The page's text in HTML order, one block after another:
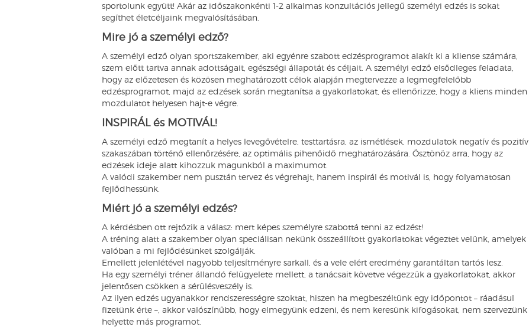
sportolunk együtt! Akár az időszakonkénti 1-2 alkalmas konzultációs jellegű személyi edzés is sokat
segíthet életcéljaink megvalósításában.
Mire jó a személyi edző?
A személyi edző olyan sportszakember, aki egyénre szabott edzésprogramot alakít ki a kliense számára,
szem előtt tartva annak adottságait, egészségi állapotát és céljait. A személyi edző elsődleges feladata,
hogy az előzetesen és közösen meghatározott célok alapján megtervezze a legmegfelelőbb
edzésprogramot, majd az edzések során megtanítsa a gyakorlatokat, és ellenőrizze, hogy a kliens minden
mozdulatot helyesen hajt-e végre.
INSPIRÁL és MOTIVÁL!
A személyi edző megtanít a helyes levegővételre, testtartásra, az ismétlések, mozdulatok negatív és pozitív
szakaszában történő ellenőrzésére, az optimális pihenőidő meghatározására. Ösztönöz arra, hogy az
edzések ideje alatt kihozzuk magunkból a maximumot.
A valódi szakember nem pusztán tervez és végrehajt, hanem inspirál és motivál is, hogy folyamatosan
fejlődhessünk.
Miért jó a személyi edzés?
A kérdésben ott rejtőzik a válasz: mert képes személyre szabottá tenni az edzést!
A tréning alatt a szakember olyan speciálisan nekünk összeállított gyakorlatokat végeztet velünk, amelyek
valóban a mi fejlődésünket szolgálják.
Emellett jelenlétével nagyobb teljesítményre sarkall, és a vele elért eredmény garantáltan tartós lesz.
Ha egy személyi tréner állandó felügyelete mellett, a tanácsait követve végezzük a gyakorlatokat, akkor
jelentősen csökken a sérülésveszély is.
Az ilyen edzés ugyanakkor rendszerességre szoktat, hiszen ha megbeszéltünk egy időpontot – ráadásul
fizetünk érte –, akkor valószínűbb, hogy elmegyünk edzeni, és nem keresünk kifogásokat, nem szervezünk
helyette más programot.